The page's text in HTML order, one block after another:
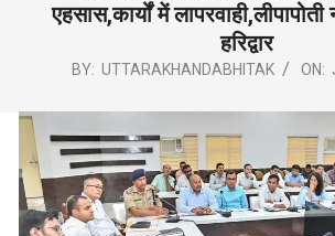
एहसास,कार्यों में लापरवाही,लीपापोती
हरिद्वार
BY: UTTARAKHANDABHITAK ON: